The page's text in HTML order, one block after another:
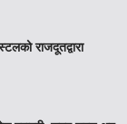
राजदूतद्वारा